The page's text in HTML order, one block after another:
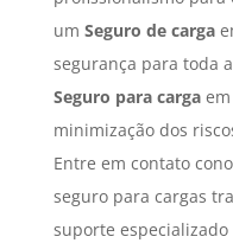
um Seguro de carga
segurança para toda
Seguro para cargaem
minimização dos
Entre em contato
seguro para cargas
suporte